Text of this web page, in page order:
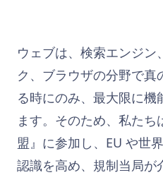
ウェブは、検索エンジ
ク、ブラウザの分野で
る時にのみ、最大限に
ます。そのため、私た
盟』に参加し、EU や世
認識を高め、規制当局が